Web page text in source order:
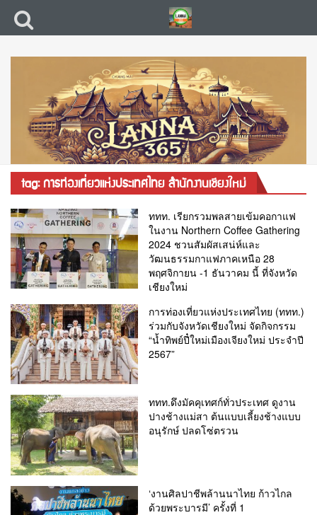
tag: การท่องเที่ยวแห่งประเทศไทย สำนักงานเชียงใหม่
ททท. เรียกรวมพลสายเข้มคอกาแฟ
ในงาน Northern Coffee Gathering
2024 ชวนสัมผัสเสน่ห์และ
วัฒนธรรมกาแฟภาคเหนือ 28
พฤศจิกายน -1 ธันวาคม นี้ ที่จังหวัด
เชียงใหม่
การท่องเที่ยวแห่งประเทศไทย (ททท.)
ร่วมกับจังหวัดเชียงใหม่ จัดกิจกรรม
“น้ำทิพย์ปี๋ใหม่เมืองเจียงใหม่ ประจำปี
2567”
ททท.ดึงมัคคุเทศก์ทั่วประเทศ ดูงาน
ปางช้างแม่สา ต้นแบบเลี้ยงช้างแบบ
อนุรักษ์ ปลดโซ่ตรวน
‘งานศิลปาชีพล้านนาไทย ก้าวไกล
ด้วยพระบารมี’ ครั้งที่ 1